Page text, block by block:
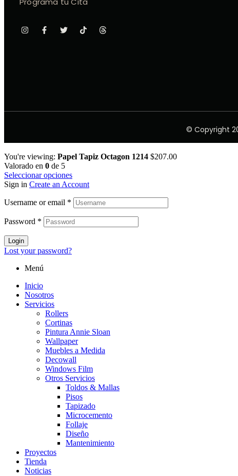
© Copyright
You're viewing: Papel Tapiz Octagon 1214 $207.00
Valorado en 0 de 5
Seleccionar opciones
Sign in Create an Account
Username or email *
Password *
Login
Lost your password?
Menú
Inicio
Nosotros
Servicios
Rollers
Cortinas
Pintura Annie Sloan
Wallpaper
Muebles a Medida
Decowall
Windows Film
Otros Servicios
Toldos & Mallas
Pisos
Tapizado
Microcemento
Follaje
Diseño
Mantenimiento
Proyectos
Tienda
Noticias